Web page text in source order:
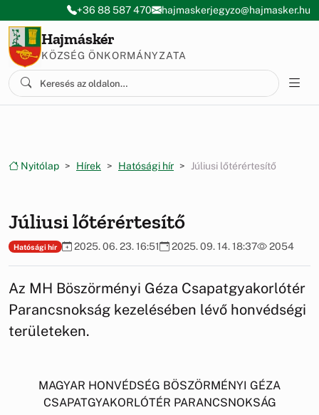
Ugrás a menüre
Ugrás a tartalomra
+36 88 587 470 hajmaskerjegyzo@hajmasker.hu
Hajmáskér
KÖZSÉG ÖNKORMÁNYZATA
Nyitólap Hírek Hatósági hír Júliusi lőtérértesítő
Júliusi lőtérértesítő
Hatósági hír 2025. 06. 23. 16:51 2025. 09. 14. 18:37 2054
Az MH Böszörményi Géza Csapatgyakorlótér
Parancsnokság kezelésében lévő honvédségi
területeken.
MAGYAR HONVÉDSÉG BÖSZÖRMÉNYI GÉZA
CSAPATGYAKORLÓTÉR PARANCSNOKSÁG